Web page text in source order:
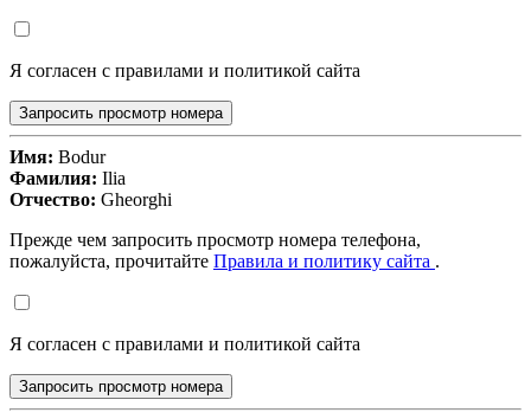
Я согласен с правилами и политикой сайта
Запросить просмотр номера
Имя: Bodur
Фамилия: Ilia
Отчество: Gheorghi
Прежде чем запросить просмотр номера телефона,
пожалуйста, прочитайте Правила и политику сайта .
Я согласен с правилами и политикой сайта
Запросить просмотр номера